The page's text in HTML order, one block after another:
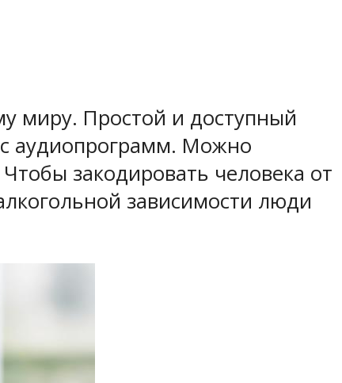
миру. Простой и доступный
аудиопрограмм. Можно
закодировать человека от
зависимости люди